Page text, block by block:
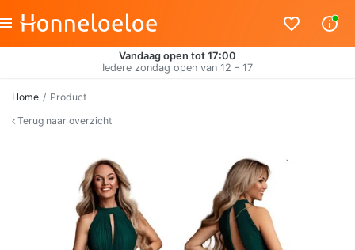
Vandaag open tot 17:00
Iedere zondag open van 12 - 17
Home
Product
Terug naar overzicht